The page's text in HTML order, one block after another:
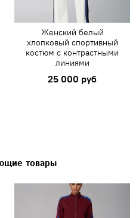
Женский белый
хлопковый спортивный
костюм с контрастными
линиями
25 000 руб
товары